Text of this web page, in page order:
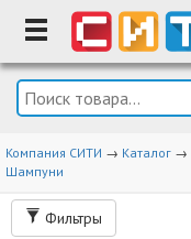
Компания СИТИ → Каталог →
Шампуни
Фильтры